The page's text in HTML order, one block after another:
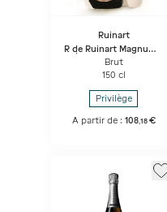
Ruinart
R de Ruinart Magnum -
Étui Seconde Peau
Brut
150 cl
Privilège
A partir de : 108, 18 €